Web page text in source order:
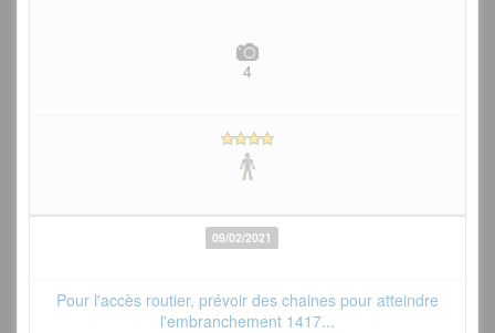
4
09/02/2021
Pour l'accès routier, prévoir des chaines pour atteindre
l'embranchement 1417...